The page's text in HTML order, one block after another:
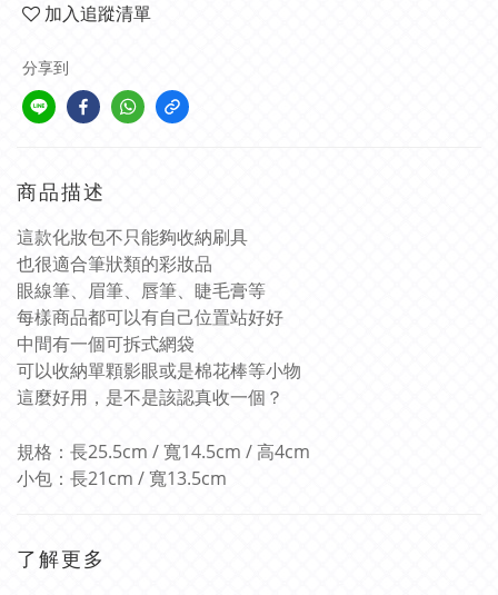
加入追蹤清單
分享到
商品描述
這款化妝包不只能夠收納刷具
也很適合筆狀類的彩妝品
眼線筆、眉筆、唇筆、睫毛膏等
每樣商品都可以有自己位置站好好
中間有一個可拆式網袋
可以收納單顆影眼或是棉花棒等小物
這麼好用，是不是該認真收一個？
規格：長25.5cm / 寬14.5cm / 高4cm
小包：長21cm / 寬13.5cm
了解更多